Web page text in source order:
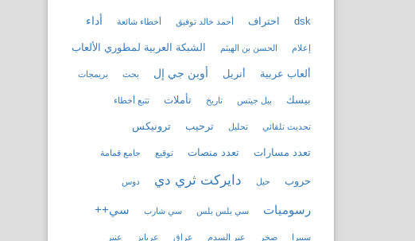
dsk احتراف أحمد خالد توفيق أخطاء شائعة أداء
إعلام الحسن بن الهيثم الشبكة العربية لمطوري الألعاب
ألعاب عربية أنريل أوبن جي إل بحث بريمجات
بيسك بيل جيتس تاريخ تأملات تتبع أخطاء
تحديث تلقائي تحليل ترحيب ترونيكس
تعدد مسارات تعدد منصات توقيع جامع قمامة
حروب حيل دايركت ثري دي دوس
رسوميات سي بلس بلس سي شارب سي++
سييرا صخر عبر السدم عراق عربايز عنبر